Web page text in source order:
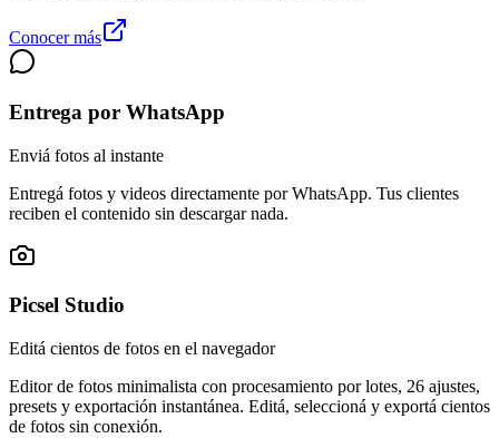
Conocer más
Entrega por WhatsApp
Enviá fotos al instante
Entregá fotos y videos directamente por WhatsApp. Tus clientes
reciben el contenido sin descargar nada.
Picsel Studio
Editá cientos de fotos en el navegador
Editor de fotos minimalista con procesamiento por lotes, 26 ajustes,
presets y exportación instantánea. Editá, seleccioná y exportá cientos
de fotos sin conexión.